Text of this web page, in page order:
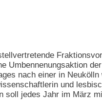
Umbennenungsaktion
nach einer in Neukölln
und
soll jedes Jahr im März